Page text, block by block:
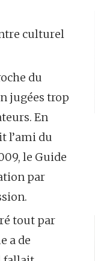
culturel
du
jugées trop
En
l’ami du
le Guide
par
tout par
a de